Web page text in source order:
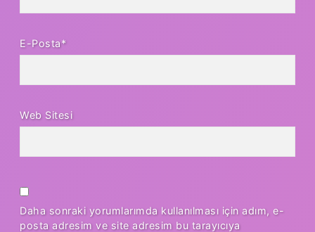
E-Posta*
Web Sitesi
Daha sonraki yorumlarımda kullanılması için adım, e-
posta adresim ve site adresim bu tarayıcıya